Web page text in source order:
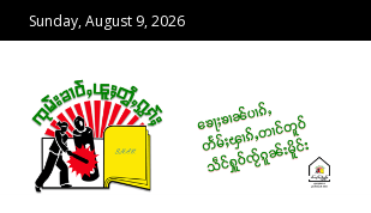
Sunday, August 9, 2026